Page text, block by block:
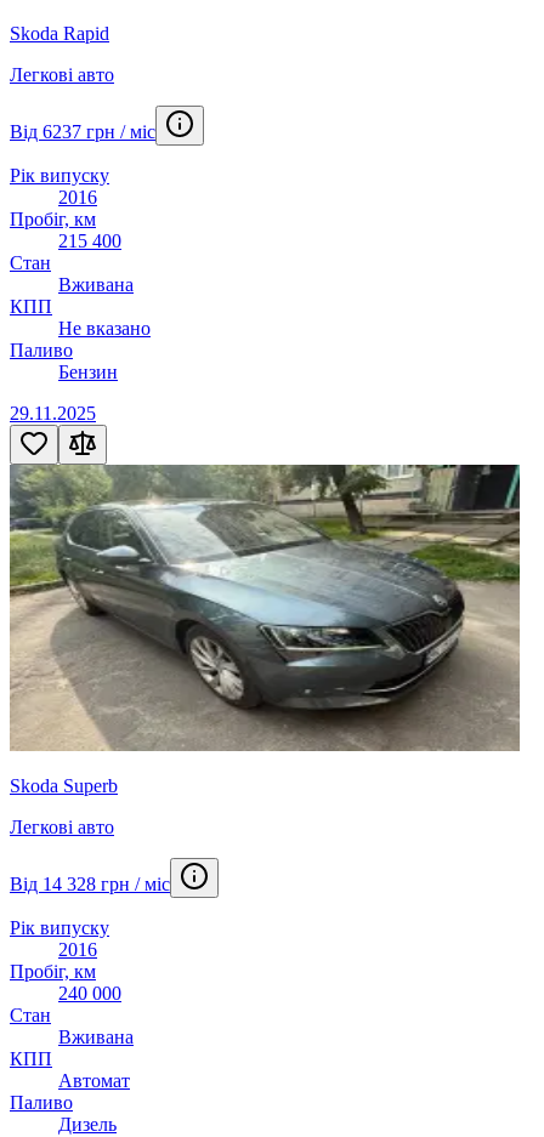
Skoda Rapid
Легкові авто
Від 6237 грн / міс
Рік випуску
2016
Пробіг, км
215 400
Стан
Вживана
КПП
Не вказано
Паливо
Бензин
29.11.2025
Skoda Superb
Легкові авто
Від 14 328 грн / міс
Рік випуску
2016
Пробіг, км
240 000
Стан
Вживана
КПП
Автомат
Паливо
Дизель